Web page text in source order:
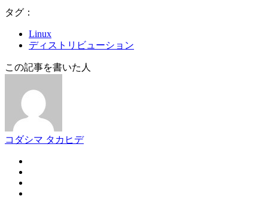
タグ：
Linux
ディストリビューション
この記事を書いた人
コダシマ タカヒデ